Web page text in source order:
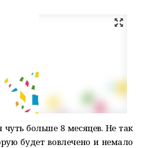
чуть больше 8 месяцев. Не так
будет вовлечено и немало